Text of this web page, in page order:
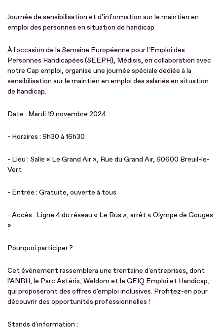
Journée de sensibilisation et d’information sur le maintien en
emploi des personnes en situation de handicap
À l'occasion de la Semaine Européenne pour l'Emploi des
Personnes Handicapées (SEEPH), Médisis, en collaboration avec
notre Cap emploi, organise une journée spéciale dédiée à la
sensibilisation sur le maintien en emploi des salariés en situation
de handicap.
Date : Mardi 19 novembre 2024
- Horaires : 9h30 à 16h30
- Lieu : Salle « Le Grand Air », Rue du Grand Air, 60600 Breuil-le-
Vert
- Entrée : Gratuite, ouverte à tous
- Accès : Ligne 4 du réseau « Le Bus », arrêt « Olympe de Gouges
»
Pourquoi participer ?
Cet événement rassemblera une trentaine d'entreprises, dont
l'ANRH, le Parc Astérix, Weldom et le GEIQ Emploi et Handicap,
qui proposeront des offres d'emploi inclusives. Profitez-en pour
découvrir des opportunités professionnelles !
Stands d'information :